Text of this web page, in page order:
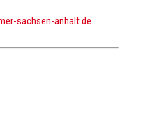
sachsen-anhalt.de